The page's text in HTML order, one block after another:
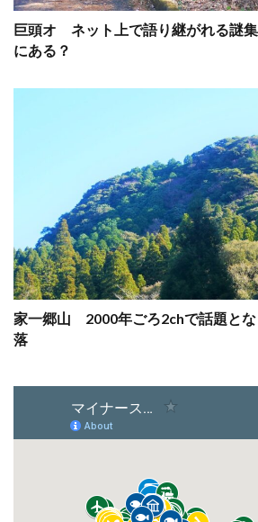
巨頭オ ネット上で語り継がれる謎
にある？
家一郷山 2000年ごろ2chで話題とな
落